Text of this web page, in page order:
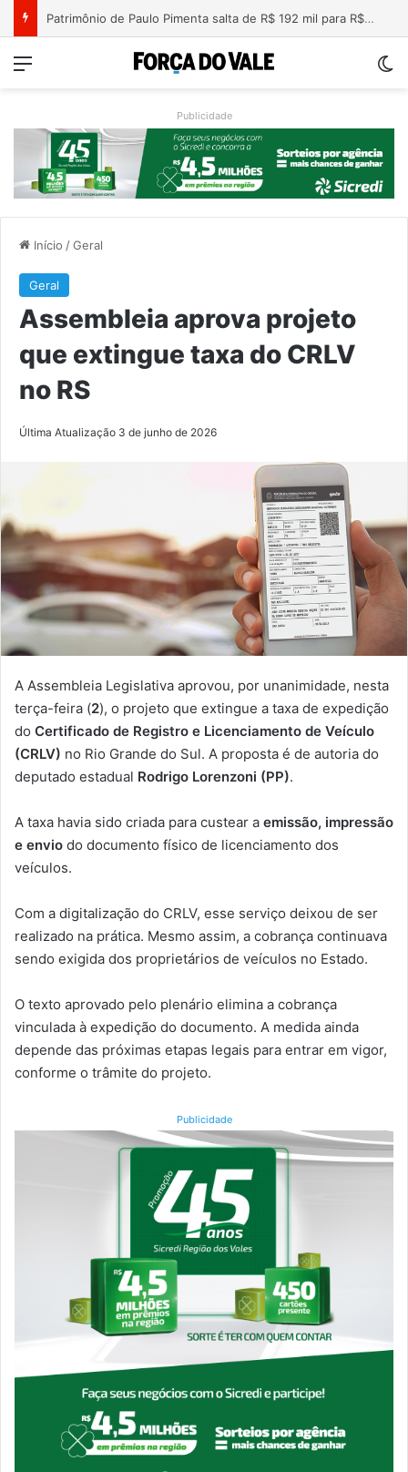
Nova lei endurece penas para crimes sexuais online contra crianças e adolescentes
Menu
Publicidade
Início /Geral
Geral
Assembleia aprova projeto
que extingue taxa do CRLV
no RS
Última Atualização 3 de junho de 2026
A Assembleia Legislativa aprovou, por unanimidade, nesta
terça-feira (2), o projeto que extingue a taxa de expedição
do Certificado de Registro e Licenciamento de Veículo
(CRLV) no Rio Grande do Sul. A proposta é de autoria do
deputado estadual Rodrigo Lorenzoni (PP).
A taxa havia sido criada para custear a emissão, impressão
e envio do documento físico de licenciamento dos
veículos.
Com a digitalização do CRLV, esse serviço deixou de ser
realizado na prática. Mesmo assim, a cobrança continuava
sendo exigida dos proprietários de veículos no Estado.
O texto aprovado pelo plenário elimina a cobrança
vinculada à expedição do documento. A medida ainda
depende das próximas etapas legais para entrar em vigor,
conforme o trâmite do projeto.
Publicidade